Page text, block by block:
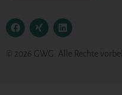
© 2026 GWG. Alle Rechte